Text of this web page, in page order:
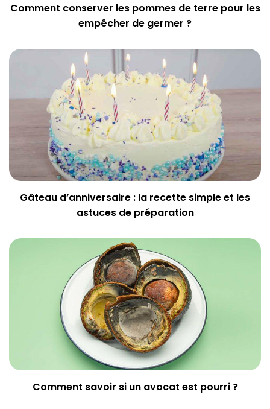
Comment conserver les pommes de terre pour les
empêcher de germer ?
Gâteau d’anniversaire : la recette simple et les
astuces de préparation
Comment savoir si un avocat est pourri ?